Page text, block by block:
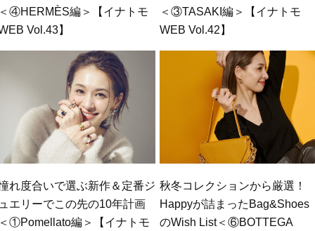
④HERMÈS編＞【イナトモ
Vol.43】
＜③TASAKI編＞【イナトモ
WEB Vol.42】
れ度合いで選ぶ新作＆定番ジ
エリーでこの先の10年計画
①Pomellato編＞【イナトモ
秋冬コレクションから厳選！
Happyが詰まったBag&Shoes
のWish List＜⑥BOTTEGA